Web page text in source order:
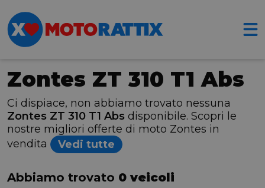
Zontes ZT 310 T1 Abs
Ci dispiace, non abbiamo trovato nessuna
Zontes ZT 310 T1 Abs disponibile. Scopri le
nostre migliori offerte di moto Zontes in
vendita
Vedi tutte
Abbiamo trovato 0 veicoli